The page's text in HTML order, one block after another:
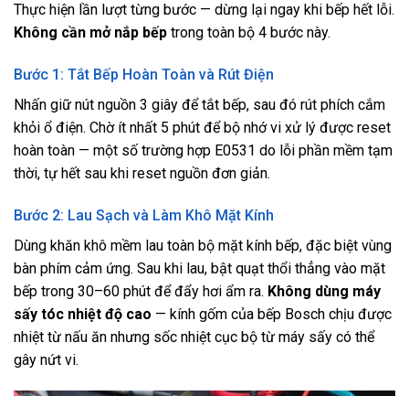
Thực hiện lần lượt từng bước — dừng lại ngay khi bếp hết lỗi.
Không cần mở nắp bếp trong toàn bộ 4 bước này.
Bước 1: Tắt Bếp Hoàn Toàn và Rút Điện
Nhấn giữ nút nguồn 3 giây để tắt bếp, sau đó rút phích cắm
khỏi ổ điện. Chờ ít nhất 5 phút để bộ nhớ vi xử lý được reset
hoàn toàn — một số trường hợp E0531 do lỗi phần mềm tạm
thời, tự hết sau khi reset nguồn đơn giản.
Bước 2: Lau Sạch và Làm Khô Mặt Kính
Dùng khăn khô mềm lau toàn bộ mặt kính bếp, đặc biệt vùng
bàn phím cảm ứng. Sau khi lau, bật quạt thổi thẳng vào mặt
bếp trong 30–60 phút để đẩy hơi ẩm ra. Không dùng máy
sấy tóc nhiệt độ cao — kính gốm của bếp Bosch chịu được
nhiệt từ nấu ăn nhưng sốc nhiệt cục bộ từ máy sấy có thể
gây nứt vi.